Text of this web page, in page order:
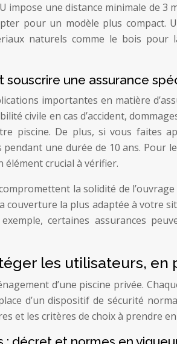
impose une distance minimale
pour un modèle plus
naturels comme le bois
une assurance
importantes en matière
civile en cas d’accident,
piscine. De plus, si vous faites
une durée de 10 ans.
élément crucial à vérifier.
la solidité de
la plus adaptée à votre
certaines assurances
les utilisateurs, en
d’une piscine privée.
d’un dispositif de sécurité
et les critères de choix à prendre